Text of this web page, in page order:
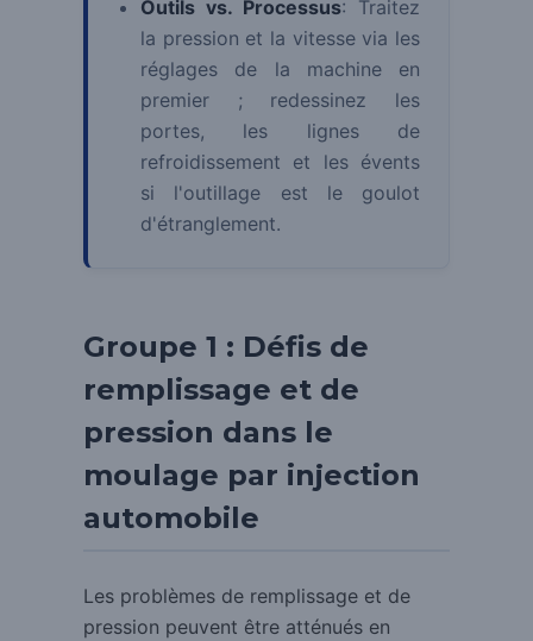
Outils vs. Processus: Traitez
la pression et la vitesse via les
réglages de la machine en
premier ; redessinez les
portes, les lignes de
refroidissement et les évents
si l'outillage est le goulot
d'étranglement.
Groupe 1 : Défis de
remplissage et de
pression dans le
moulage par injection
automobile
Les problèmes de remplissage et de
pression peuvent être atténués en